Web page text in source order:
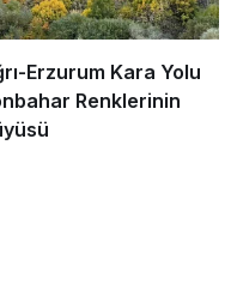
Erzurum Kara Yolu
Renklerinin